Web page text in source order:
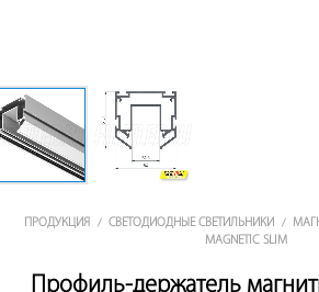
ПРОДУКЦИЯ / СВЕТОДИОДНЫЕ СВЕТИЛЬНИКИ /
MAGNETIC SLIM
Профиль-держатель